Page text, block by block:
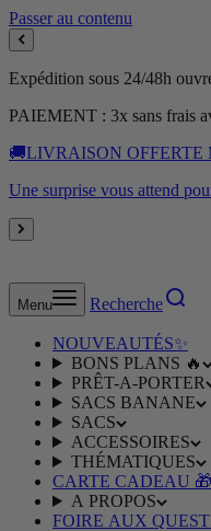
Passer au contenu
Expédition sous 24/48h
PAIEMENT : 3x sans frais
🚚LIVRAISON OFFERTE
Une surprise vous attend
Menu Recherche
NOUVEAUTÉS✨
BONS PLANS 🔥
PRÊT-A-PORTER
SACS BANANE
SACS
ACCESSOIRES
THÉMATIQUES
CARTE CADEAU 🎁
A PROPOS
FOIRE AUX